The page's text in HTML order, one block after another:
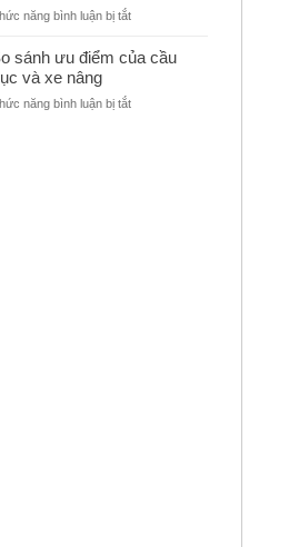
trục
xây
dựng
năng bình luận bị tắtở
hiểu
nguyên
gây
sánh ưu điểm của cầu
và xe nâng
năng bình luận bị tắtở